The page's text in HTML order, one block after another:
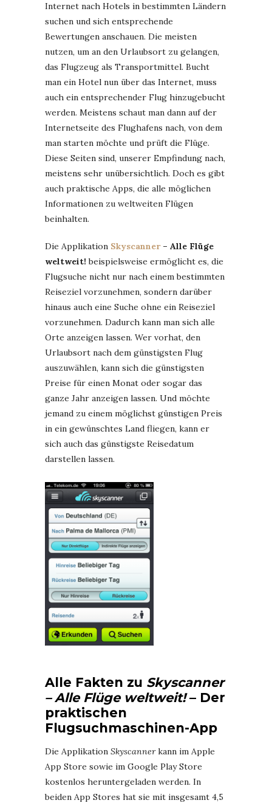
Internet nach Hotels in bestimmten Ländern
suchen und sich entsprechende
Bewertungen anschauen. Die meisten
nutzen, um an den Urlaubsort zu gelangen,
das Flugzeug als Transportmittel. Bucht
man ein Hotel nun über das Internet, muss
auch ein entsprechender Flug hinzugebucht
werden. Meistens schaut man dann auf der
Internetseite des Flughafens nach, von dem
man starten möchte und prüft die Flüge.
Diese Seiten sind, unserer Empfindung nach,
meistens sehr unübersichtlich. Doch es gibt
auch praktische Apps, die alle möglichen
Informationen zu weltweiten Flügen
beinhalten.
Die Applikation Skyscanner– Alle Flüge
weltweit! beispielsweise ermöglicht es, die
Flugsuche nicht nur nach einem bestimmten
Reiseziel vorzunehmen, sondern darüber
hinaus auch eine Suche ohne ein Reiseziel
vorzunehmen. Dadurch kann man sich alle
Orte anzeigen lassen. Wer vorhat, den
Urlaubsort nach dem günstigsten Flug
auszuwählen, kann sich die günstigsten
Preise für einen Monat oder sogar das
ganze Jahr anzeigen lassen. Und möchte
jemand zu einem möglichst günstigen Preis
in ein gewünschtes Land fliegen, kann er
sich auch das günstigste Reisedatum
darstellen lassen.
Alle Fakten zu Skyscanner
– Alle Flüge weltweit!– Der
praktischen
Flugsuchmaschinen-App
Die Applikation Skyscannerkann im Apple
App Store sowie im Google Play Store
kostenlos heruntergeladen werden. In
beiden App Stores hat sie mit insgesamt 4,5